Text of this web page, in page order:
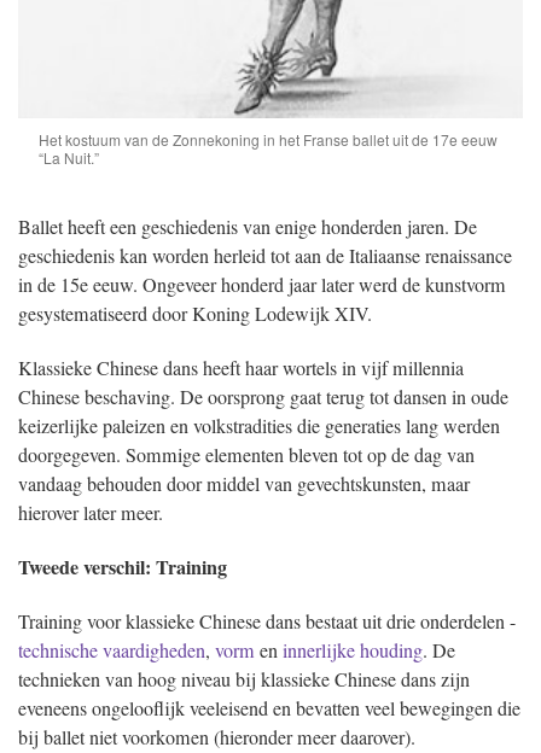
Het kostuum van de Zonnekoning in het Franse ballet uit de 17e eeuw
“La Nuit.”
Ballet heeft een geschiedenis van enige honderden jaren. De
geschiedenis kan worden herleid tot aan de Italiaanse renaissance
in de 15e eeuw. Ongeveer honderd jaar later werd de kunstvorm
gesystematiseerd door Koning Lodewijk XIV.
Klassieke Chinese dans heeft haar wortels in vijf millennia
Chinese beschaving. De oorsprong gaat terug tot dansen in oude
keizerlijke paleizen en volkstradities die generaties lang werden
doorgegeven. Sommige elementen bleven tot op de dag van
vandaag behouden door middel van gevechtskunsten, maar
hierover later meer.
Tweede verschil: Training
Training voor klassieke Chinese dans bestaat uit drie onderdelen -
technische vaardigheden, vorm eninnerlijke houding. De
technieken van hoog niveau bij klassieke Chinese dans zijn
eveneens ongelooflijk veeleisend en bevatten veel bewegingen die
bij ballet niet voorkomen (hieronder meer daarover).